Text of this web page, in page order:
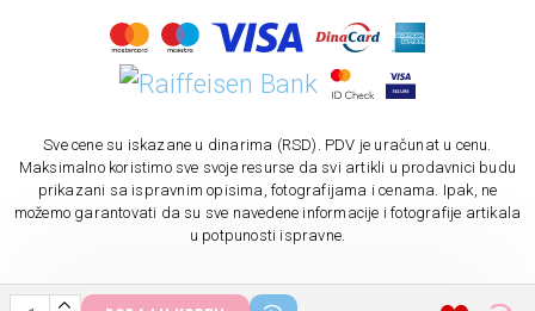
Sve cene su iskazane u dinarima (RSD). PDV je uračunat u cenu.
Maksimalno koristimo sve svoje resurse da svi artikli u prodavnici budu
prikazani sa ispravnim opisima, fotografijama i cenama. Ipak, ne
možemo garantovati da su sve navedene informacije i fotografije artikala
u potpunosti ispravne.